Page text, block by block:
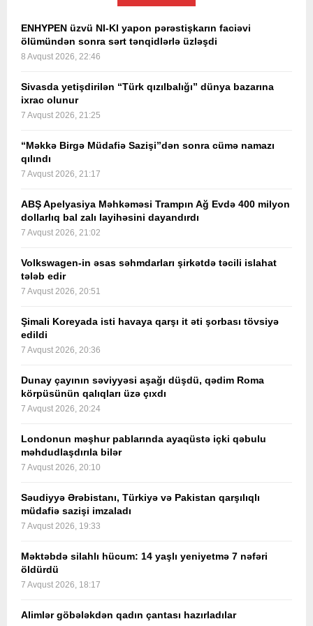
ENHYPEN üzvü NI-KI yapon pərəstişkarın faciəvi
ölümündən sonra sərt tənqidlərlə üzləşdi
8 Avqust 2026, 22:46
Sivasda yetişdirilən “Türk qızılbalığı” dünya bazarına
ixrac olunur
7 Avqust 2026, 21:25
“Məkkə Birgə Müdafiə Sazişi”dən sonra cümə namazı
qılındı
7 Avqust 2026, 21:17
ABŞ Apelyasiya Məhkəməsi Trampın Ağ Evdə 400 milyon
dollarlıq bal zalı layihəsini dayandırdı
7 Avqust 2026, 21:02
Volkswagen-in əsas səhmdarları şirkətdə təcili islahat
tələb edir
7 Avqust 2026, 20:51
Şimali Koreyada isti havaya qarşı it əti şorbası tövsiyə
edildi
7 Avqust 2026, 20:36
Dunay çayının səviyyəsi aşağı düşdü, qədim Roma
körpüsünün qalıqları üzə çıxdı
7 Avqust 2026, 20:24
Londonun məşhur pablarında ayaqüstə içki qəbulu
məhdudlaşdırıla bilər
7 Avqust 2026, 20:10
Səudiyyə Ərəbistanı, Türkiyə və Pakistan qarşılıqlı
müdafiə sazişi imzaladı
7 Avqust 2026, 19:33
Məktəbdə silahlı hücum: 14 yaşlı yeniyetmə 7 nəfəri
öldürdü
7 Avqust 2026, 18:17
Alimlər göbələkdən qadın çantası hazırladılar